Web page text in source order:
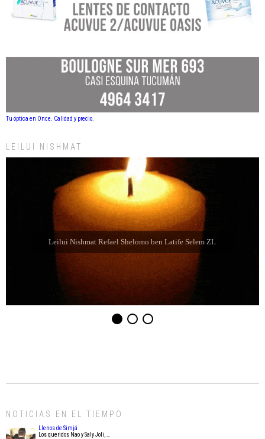
Tu óptica en Once. Calidad y precio.
LEILUI NISHMAT
Leilui Nishmat Refael Shelomo ben Latife Selem ZL
NOTICIAS EN EL TIEMPO
Llenos de Simjá
Los queridos Nao y Saly Joli, …